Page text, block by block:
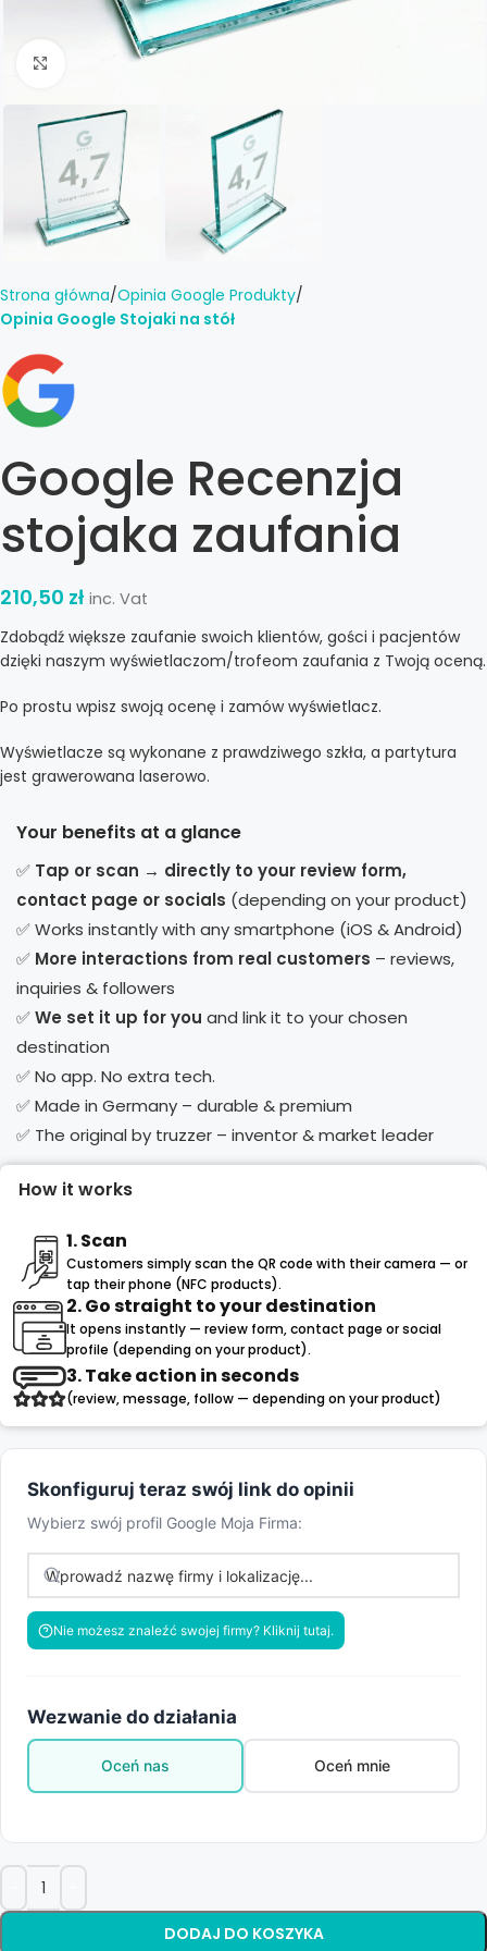
Click to enlarge
Strona główna Opinia Google Produkty
Opinia Google Stojaki na stół
Google Recenzja
stojaka zaufania
210,50 zł inc. Vat
Zdobądź większe zaufanie swoich klientów, gości i pacjentów
dzięki naszym wyświetlaczom/trofeom zaufania z Twoją oceną.
Po prostu wpisz swoją ocenę i zamów wyświetlacz.
Wyświetlacze są wykonane z prawdziwego szkła, a partytura
jest grawerowana laserowo.
Your benefits at a glance
✅ Tap or scan → directly to your review form,
contact page or socials (depending on your product)
✅ Works instantly with any smartphone (iOS & Android)
✅ More interactions from real customers – reviews,
inquiries & followers
✅We set it up for you and link it to your chosen
destination
✅ No app. No extra tech.
✅ Made in Germany – durable & premium
✅ The original by truzzer – inventor & market leader
How it works
1. Scan
Customers simply scan the QR code with their camera — or
tap their phone (NFC products).
2. Go straight to your destination
It opens instantly — review form, contact page or social
profile (depending on your product).
3. Take action in seconds
(review, message, follow — depending on your product)
Skonfiguruj teraz swój link do opinii
Wybierz swój profil Google Moja Firma:
Nie możesz znaleźć swojej firmy? Kliknij tutaj.
Wezwanie do działania
Oceń nas Oceń mnie
DODAJ DO KOSZYKA